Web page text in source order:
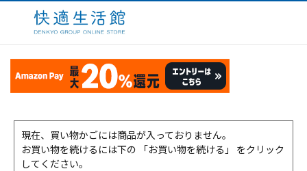
現在、買い物かごには商品が入っておりません。
お買い物を続けるには下の 「お買い物を続ける」 をクリック
してください。